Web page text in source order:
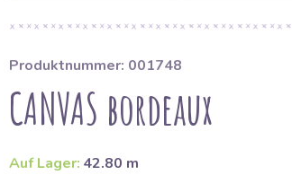
Produktnummer: 001748
CANVAS bordeaux
Auf Lager: 42.80 m